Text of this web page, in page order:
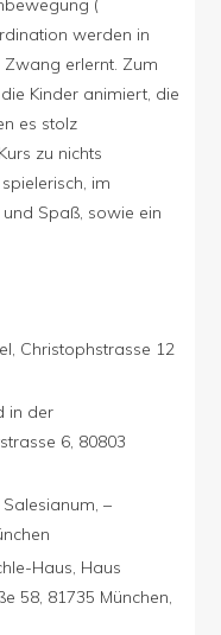
(
werden in
erlernt. Zum
Kinder animiert, die
es stolz
zu nichts
im
Spaß, sowie ein
Christophstrasse 12
in der
6, 80803
–
Haus, Haus
58, 81735 München,